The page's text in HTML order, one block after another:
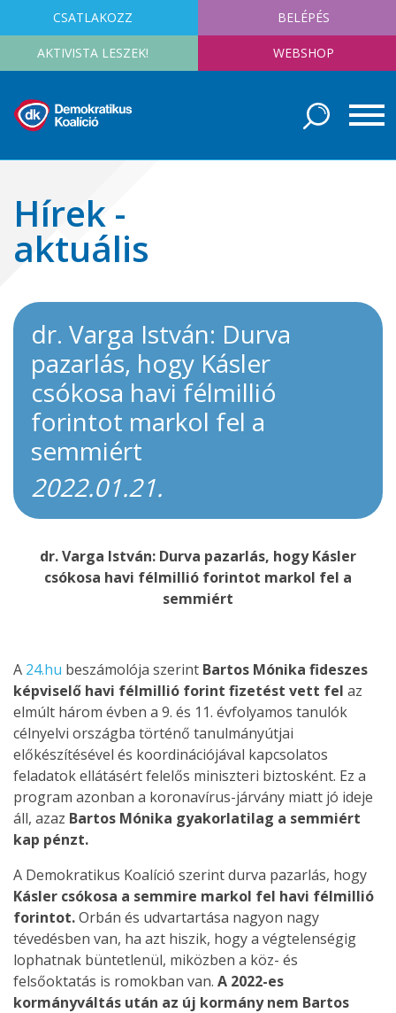
CSATLAKOZZ BELÉPÉS
AKTIVISTA LESZEK! WEBSHOP
Hírek -
aktuális
dr. Varga István: Durva
pazarlás, hogy Kásler
csókosa havi félmillió
forintot markol fel a
semmiért
2022.01.21.
dr. Varga István: Durva pazarlás, hogy Kásler
csókosa havi félmillió forintot markol fel a
semmiért
A 24.hu beszámolója szerint Bartos Mónika fideszes
képviselő havi félmillió forint fizetést vett fel az
elmúlt három évben a 9. és 11. évfolyamos tanulók
célnyelvi országba történő tanulmányútjai
előkészítésével és koordinációjával kapcsolatos
feladatok ellátásért felelős miniszteri biztosként. Ez a
program azonban a koronavírus-járvány miatt jó ideje
áll, azaz Bartos Mónika gyakorlatilag a semmiért
kap pénzt.
A Demokratikus Koalíció szerint durva pazarlás, hogy
Kásler csókosa a semmire markol fel havi félmillió
forintot.Orbán és udvartartása nagyon nagy
tévedésben van, ha azt hiszik, hogy a végtelenségig
lophatnak büntetlenül, miközben a köz- és
felsőoktatás is romokban van. A 2022-es
kormányváltás után az új kormány nem Bartos